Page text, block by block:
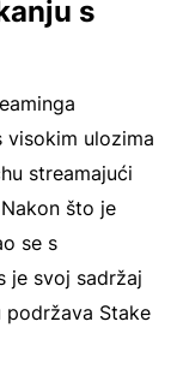
s
visokim ulozima
streamajući
što je
se s
je svoj sadržaj
Stake